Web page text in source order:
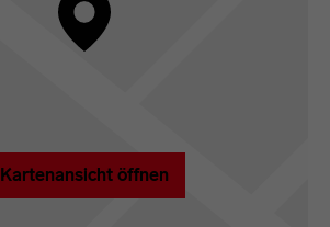
Kartenansicht öffnen